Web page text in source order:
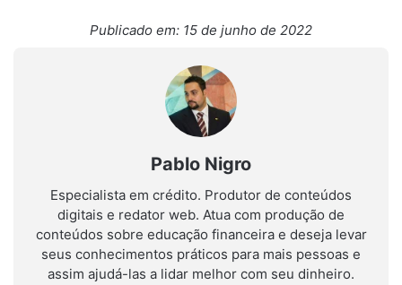
Publicado em: 15 de junho de 2022
Pablo Nigro
Especialista em crédito. Produtor de conteúdos
digitais e redator web. Atua com produção de
conteúdos sobre educação financeira e deseja levar
seus conhecimentos práticos para mais pessoas e
assim ajudá-las a lidar melhor com seu dinheiro.